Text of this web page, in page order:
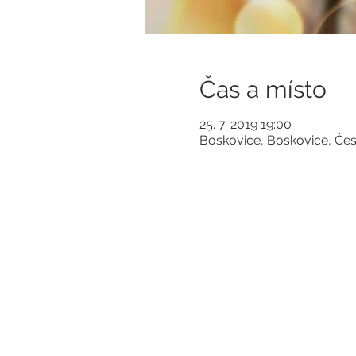
Čas a místo
25. 7. 2019 19:00
Boskovice, Boskovice,